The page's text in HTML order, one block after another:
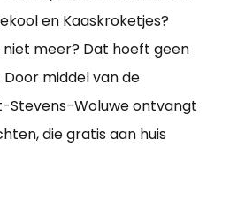
en Kaaskroketjes?
meer? Dat hoeft geen
middel van de
Stevens-Woluweontvangt
die gratis aan huis